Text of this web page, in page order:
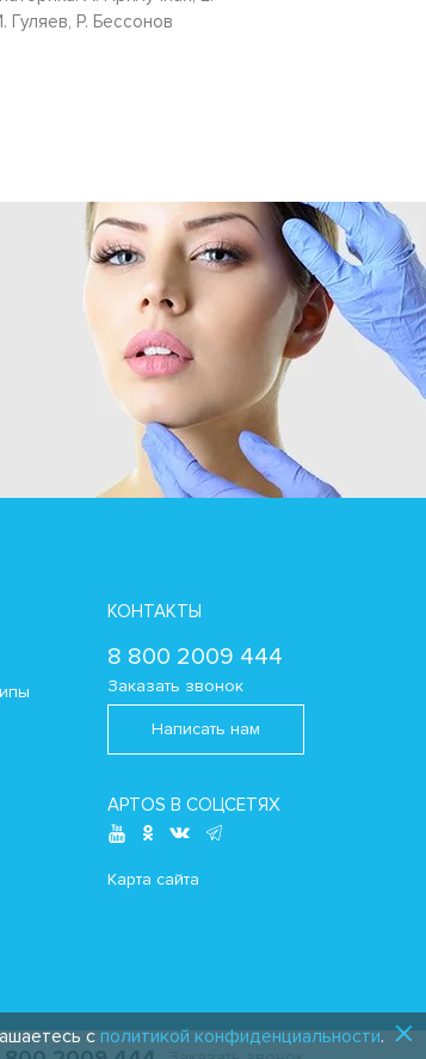
Гуляев, Р. Бессонов
КОНТАКТЫ
8 800 2009 444
Заказать звонок
Написать нам
APTOS В СОЦСЕТЯХ
Карта сайта
сполитикой конфиденциальности.